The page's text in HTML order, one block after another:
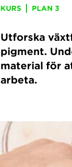
KURS PLAN 3
Utforska
pigment.
material för
arbeta.